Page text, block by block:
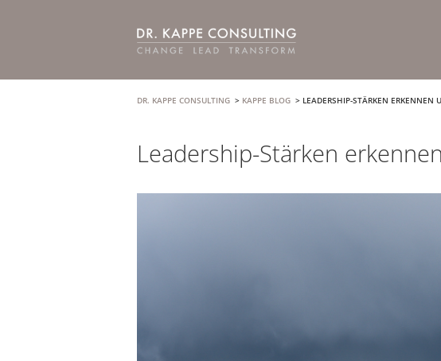
DR. KAPPE CONSULTING > KAPPE BLOG > LEADERSHIP-STÄRKEN ERKENNEN
Leadership-Stärken